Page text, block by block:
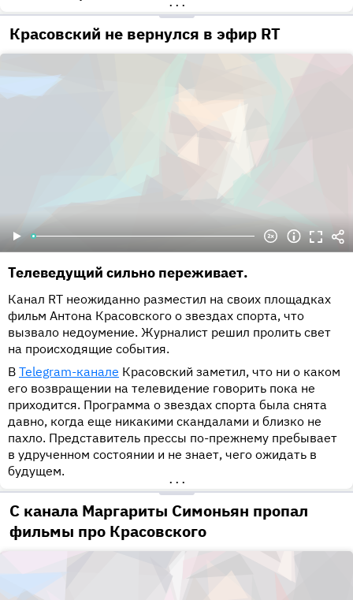
•••
Красовский не вернулся в эфир RT
Телеведущий сильно переживает.
Канал RT неожиданно разместил на своих площадках
фильм Антона Красовского о звездах спорта, что
вызвало недоумение. Журналист решил пролить свет
на происходящие события.
В Telegram-канале Красовский заметил, что ни о каком
его возвращении на телевидение говорить пока не
приходится. Программа о звездах спорта была снята
давно, когда еще никакими скандалами и близко не
пахло. Представитель прессы по-прежнему пребывает
в удрученном состоянии и не знает, чего ожидать в
будущем.
•••
С канала Маргариты Симоньян пропал
фильмы про Красовского